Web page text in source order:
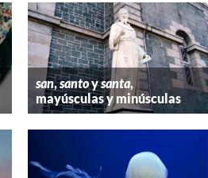
san,santoysanta,
mayúsculas y minúsculas